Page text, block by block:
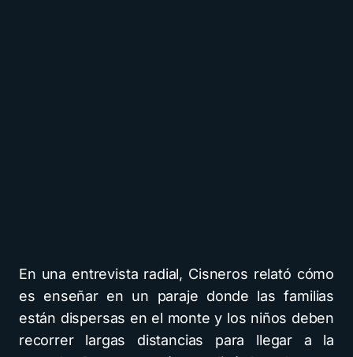
En una entrevista radial, Cisneros relató cómo
es enseñar en un paraje donde las familias
están dispersas en el monte y los niños deben
recorrer largas distancias para llegar a la